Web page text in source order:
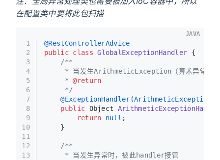
在配置类中要将此包扫描
1
2
3
4
5
6
7
8
9
10
11
12
13
@RestControllerAdvice
public class GlobalExceptionHandler {
/**
* 当发生ArithmeticException（算术异常）
     *
@return
     */
public Object
return
null ;
    }
/**
     * 当发生异常时，被此handler接管
JAVA